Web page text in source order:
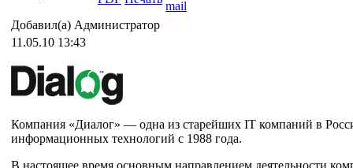
Добавил(а) Администратор
11.05.10 13:43
Компания «Диалог» — одна из старейших IT компаний в
информационных технологий с 1988 года.
В настоящее время основным направлением деятельности